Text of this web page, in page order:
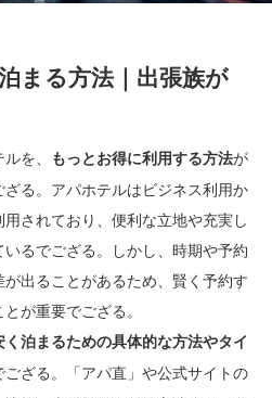
まる方法｜出張族が
を、 もっとお得に利用する方法が
る。アパホテルはビジネス利用か
されており、便利な立地や充実し
るでござる。しかし、時期や予約
出ることがあるため、賢く予約す
が重要でござる。
く泊まるための具体的な方法やタイ
ざる。「アパ直」や公式サイトの